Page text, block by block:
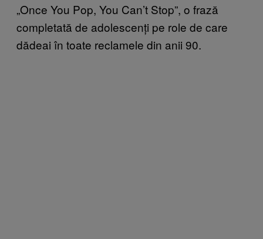
„Once You Pop, You Can’t Stop”, o frază
completată de adolescenți pe role de care
dădeai în toate reclamele din anii 90.